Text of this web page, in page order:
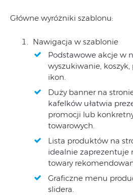
Główne wyróżniki szablonu:
Nawigacja w szablonie
Podstawowe akcje w
wyszukiwanie,
ikon.
Duży banner na
kafelków ułatwia
promocji lub
towarowych.
Lista produktów na
idealnie zaprezentuje
towary
Graficzne menu
slidera.